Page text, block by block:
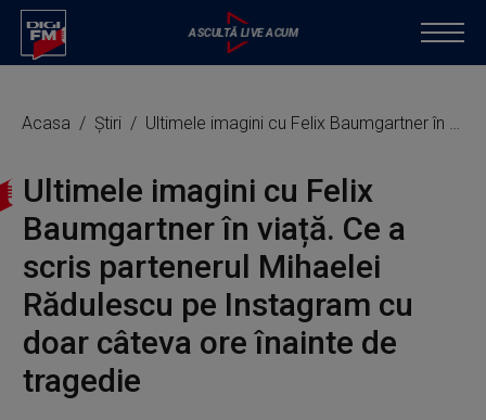
Acasa Știri Ultimele imagini cu Felix Baumgartner în viață. Ce a scris partenerul Mihaelei Rădulescu pe Instagram cu doar câteva ore înainte de tragedie
Ultimele imagini cu Felix
Baumgartner în viață. Ce a
scris partenerul Mihaelei
Rădulescu pe Instagram cu
doar câteva ore înainte de
tragedie